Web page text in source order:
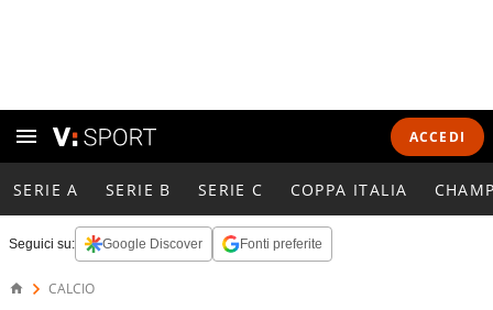
ACCEDI
SERIE A SERIE B SERIE C COPPA ITALIA
Seguici su: Google Discover Fonti preferite
CALCIO